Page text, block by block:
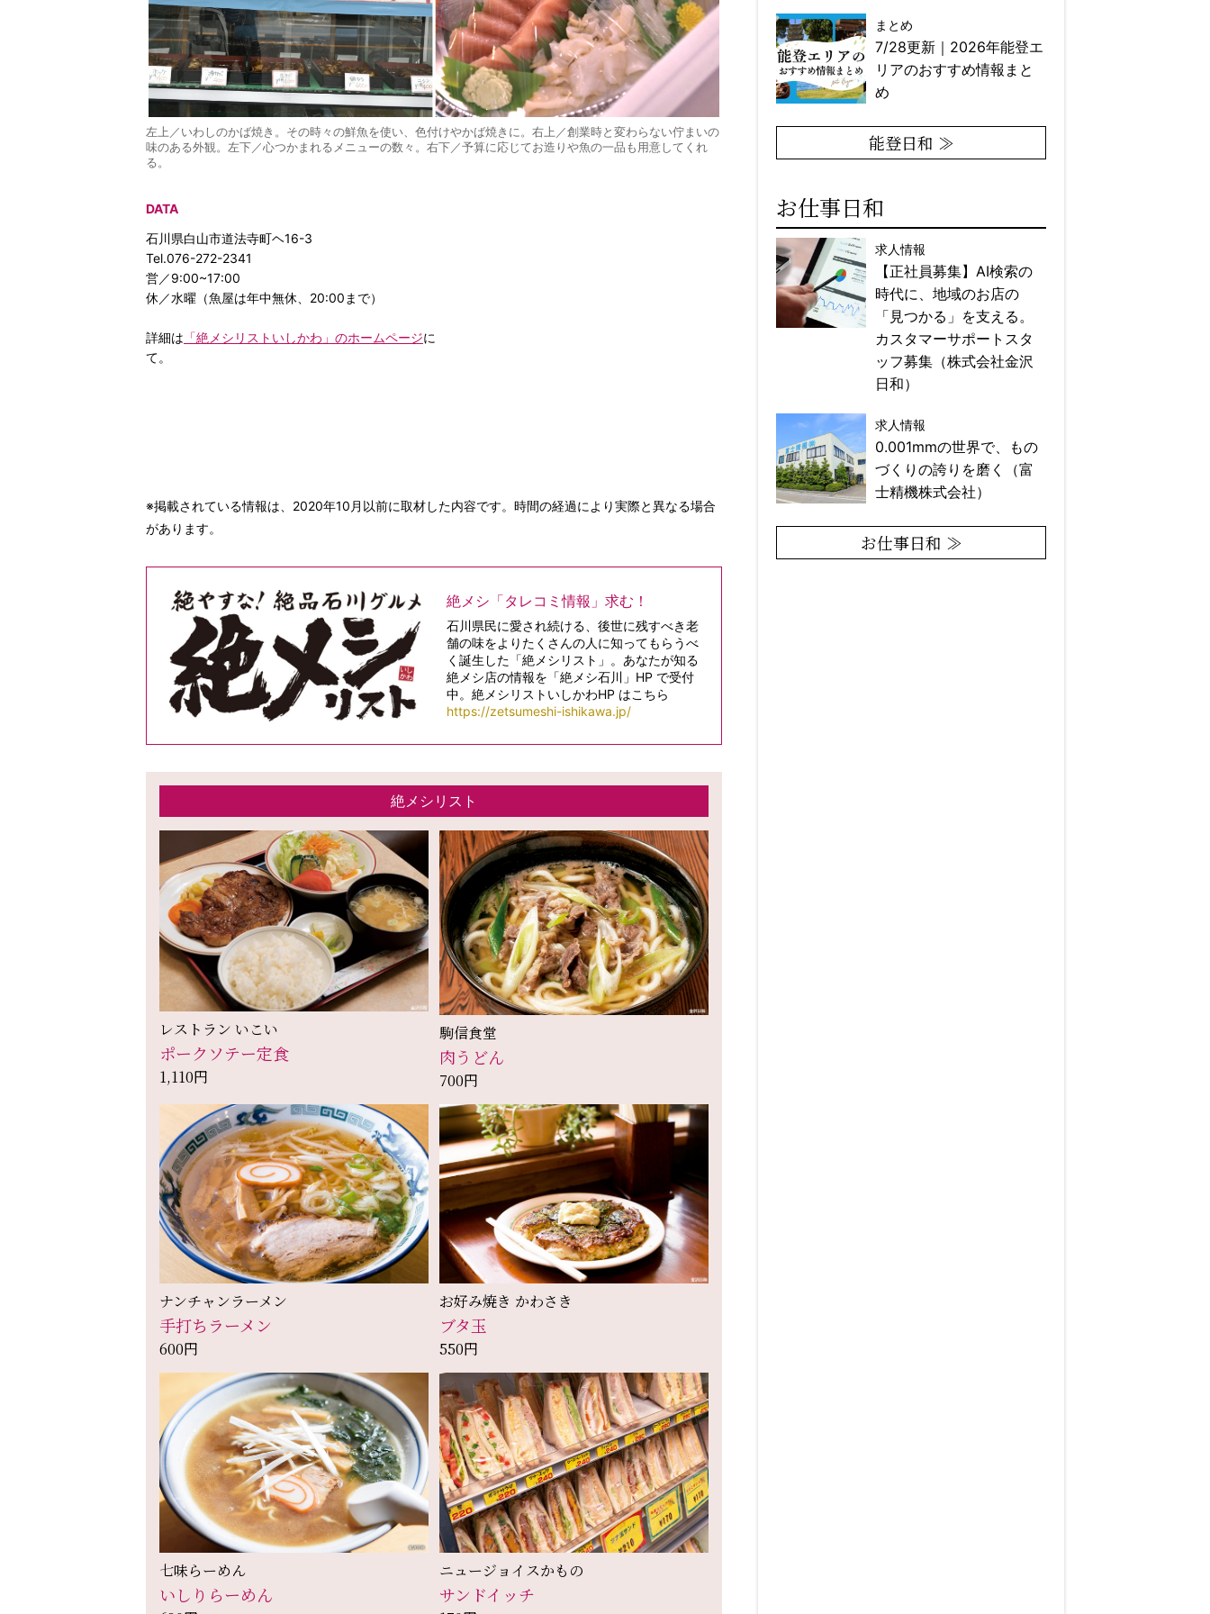
左上／いわしのかば焼き。その時々の鮮魚を使い、色付けやかば焼きに。右上／創業時と変わらない佇まいの
味のある外観。左下／心つかまれるメニューの数々。右下／予算に応じてお造りや魚の一品も用意してくれ
る。
DATA
石川県白山市道法寺町ヘ16-3
Tel.076-272-2341
営／9:00~17:00
休／水曜（魚屋は年中無休、20:00まで）
詳細は 「絶メシリストいしかわ」のホームページに
て。
※掲載されている情報は、2020年10月以前に取材した内容です。時間の経過により実際と異なる場合
があります。
絶メシ「タレコミ情報」求む！
石川県民に愛され続ける、後世に残すべき老
舗の味をよりたくさんの人に知ってもらうべ
く誕生した「絶メシリスト」。あなたが知る
絶メシ店の情報を「絶メシ石川」HP で受付
中。絶メシリストいしかわHP はこちら
https://zetsumeshi-ishikawa.jp/
絶メシリスト
レストラン いこい
ポークソテー定食
1,110円
駒信食堂
肉うどん
700円
ナンチャンラーメン
手打ちラーメン
600円
お好み焼き かわさき
ブタ玉
550円
七味らーめん
いしりらーめん
ニュージョイスかもの
サンドイッチ
まとめ
7/28更新｜2026年能登エ
リアのおすすめ情報まと
め
能登日和 ≫
お仕事日和
求人情報
【正社員募集】AI検索の
時代に、地域のお店の
「見つかる」を支える。
カスタマーサポートスタ
ッフ募集（株式会社金沢
日和）
求人情報
0.001mmの世界で、もの
づくりの誇りを磨く（富
士精機株式会社）
お仕事日和 ≫